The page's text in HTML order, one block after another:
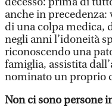
anche in precedenza:
di una colpa medica,
negli anni l’idoneità
riconoscendo una
famiglia, assistita
nominato un proprio
Non ci sono persone